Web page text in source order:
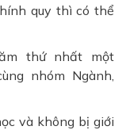
quy thì có thể
thứ nhất một
nhóm Ngành,
và không bị giới